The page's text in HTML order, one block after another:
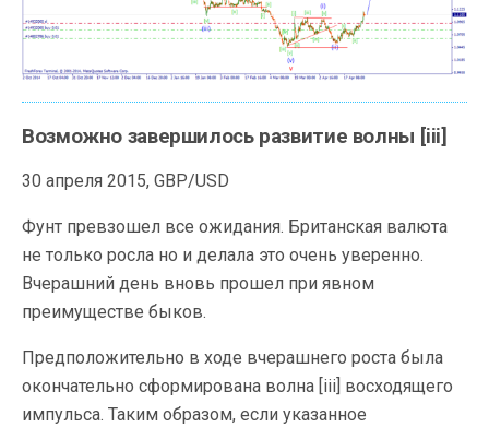
Возможно завершилось развитие волны [iii]
30 апреля 2015, GBP/USD
Фунт превзошел все ожидания. Британская валюта
не только росла но и делала это очень уверенно.
Вчерашний день вновь прошел при явном
преимуществе быков.
Предположительно в ходе вчерашнего роста была
окончательно сформирована волна [iii] восходящего
импульса. Таким образом, если указанное